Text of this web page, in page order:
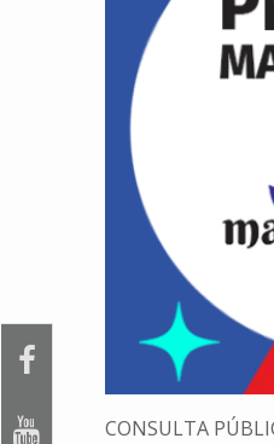
CONSULTA